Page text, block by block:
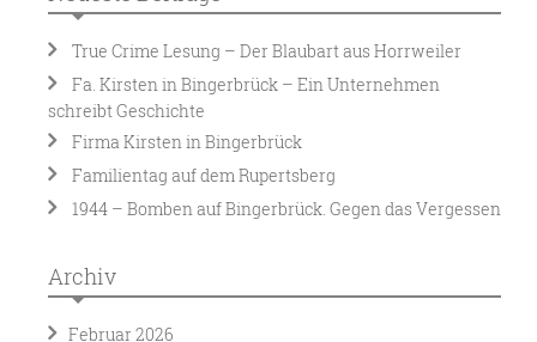
True Crime Lesung – Der Blaubart aus Horrweiler
Fa. Kirsten in Bingerbrück – Ein Unternehmen
schreibt Geschichte
Firma Kirsten in Bingerbrück
Familientag auf dem Rupertsberg
1944 – Bomben auf Bingerbrück. Gegen das Vergessen
Archiv
Februar 2026